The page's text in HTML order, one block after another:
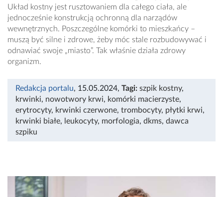
Układ kostny jest rusztowaniem dla całego ciała, ale
jednocześnie konstrukcją ochronną dla narządów
wewnętrznych. Poszczególne komórki to mieszkańcy –
muszą być silne i zdrowe, żeby móc stale rozbudowywać i
odnawiać swoje „miasto”. Tak właśnie działa zdrowy
organizm.
Redakcja portalu, 15.05.2024, Tagi: szpik kostny,
krwinki, nowotwory krwi, komórki macierzyste,
erytrocyty, krwinki czerwone, trombocyty, płytki krwi,
krwinki białe, leukocyty, morfologia, dkms, dawca
szpiku